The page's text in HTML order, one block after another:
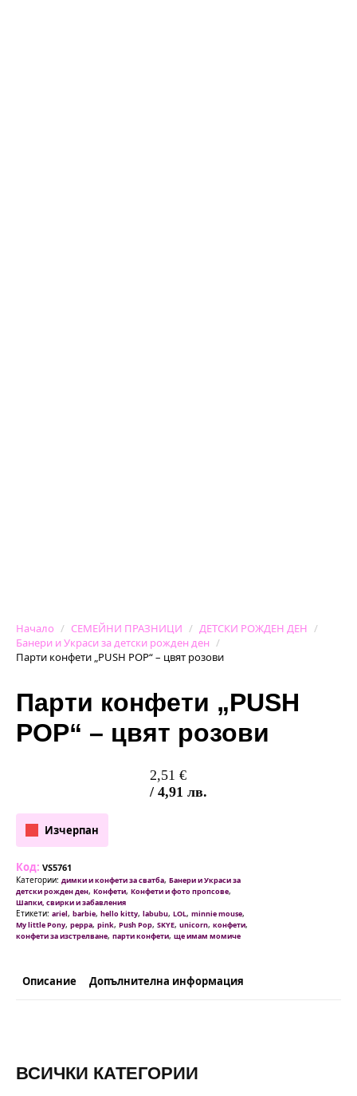
Начало СЕМЕЙНИ ПРАЗНИЦИ
ДЕТСКИ РОЖДЕН ДЕН
Банери и Украси за детски рожден ден
Парти конфети „PUSH POP“ – цвят розови
Парти конфети „PUSH
POP“ – цвят розови
2,51 €
/ 4,91 лв.
Изчерпан
Код: VS5761
Категории: димки и конфети за сватба, Банери и Украси за
детски рожден ден, Конфети, Конфети и фото пропсове,
Шапки, свирки и забавления
Етикети: ariel, barbie, hello kitty, labubu, LOL, minnie mouse,
My little Pony, peppa, pink, Push Pop, SKYE, unicorn, конфети,
конфети за изстрелване, парти конфети, ще имам момиче
Описание Допълнителна информация
ВСИЧКИ КАТЕГОРИИ